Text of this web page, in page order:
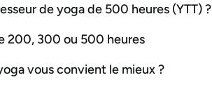
de yoga de 500 heures (YTT) ?
200, 300 ou 500 heures
vous convient le mieux ?